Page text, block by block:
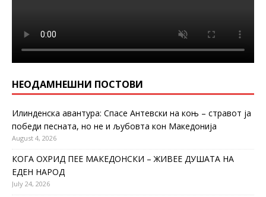
НЕОДАМНЕШНИ ПОСТОВИ
Илинденска авантура: Спасе Антевски на коњ – стравот ја
победи песната, но не и љубовта кон Македонија
August 4, 2026
КОГА ОХРИД ПЕЕ МАКЕДОНСКИ – ЖИВЕЕ ДУШАТА НА
ЕДЕН НАРОД
July 24, 2026